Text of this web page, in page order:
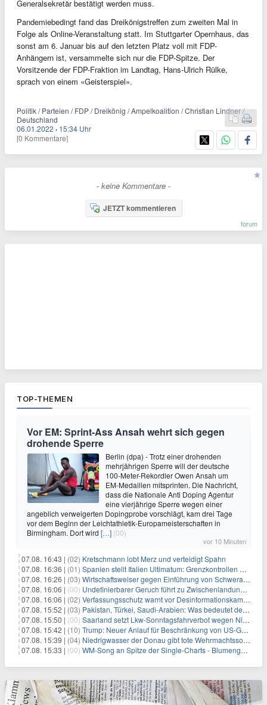
Generalsekretär bestätigt werden muss.
Pandemiebedingt fand das Dreikönigstreffen zum zweiten Mal in
Folge als Online-Veranstaltung statt. Im Stuttgarter Opernhaus, das
sonst am 6. Januar bis auf den letzten Platz voll mit FDP-
Anhängern ist, versammelte sich nur die FDP-Spitze. Der
Vorsitzende der FDP-Fraktion im Landtag, Hans-Ulrich Rülke,
sprach von einem «Geisterspiel».
Politik / Parteien / FDP / Dreikönig / Ampelkoalition / Christian Lindner /
Deutschland
06.01.2022 · 15:34 Uhr
[0 Kommentare]
- keine Kommentare -
JETZT kommentieren
forum
TOP-THEMEN
Vor EM: Sprint-Ass Ansah wehrt sich gegen
drohende Sperre
Berlin (dpa) - Trotz einer drohenden
mehrjährigen Sperre will der deutsche
100-Meter-Rekordler Owen Ansah um
EM-Medaillen mitsprinten. Die Nachricht,
dass die Nationale Anti Doping Agentur
eine vierjährige Sperre wegen einer
angeblich verweigerten Dopingprobe vorschlägt, kam drei Tage
vor dem Beginn der Leichtathletik-Europameisterschaften in
Birmingham. Dort wird […] (00)
vor 10 Minuten
07.08. 16:43 | (02) Kretschmann lobt Merz und verteidigt Spahn
07.08. 16:36 | (01) Spanien stellt Italien Ultimatum: Grenzkontrollen beenden
07.08. 16:26 | (03) Wirtschaftsweiser gegen Einführung von Schwerarbeiter-Rente
07.08. 16:06 | (00) Undefinierbarer Geruch führt zu Zwischenlandung von Flieger
07.08. 16:06 | (02) Verfassungsschutz warnt vor Desinformationskampagne gegen Merz
07.08. 15:52 | (03) Pakistan, Türkei, Saudi-Arabien: Was bedeutet der neue Pakt?
07.08. 15:50 | (00) Saarland setzt Lkw-Sonntagsfahrverbot wegen Niedrigwasser aus
07.08. 15:42 | (10) Trump: Neuer Anlauf für Beschränkung von US-Geburtsrecht
07.08. 15:39 | (04) Niedrigwasser der Donau gibt tote Wehrmachtssoldaten frei
07.08. 15:33 | (00) WM-Song an Spitze der Single-Charts - Blumengarten auf Platz zwei